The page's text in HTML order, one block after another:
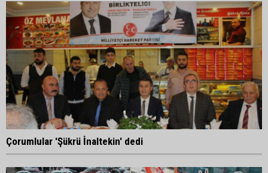
Çorumlular 'Şükrü İnaltekin' dedi